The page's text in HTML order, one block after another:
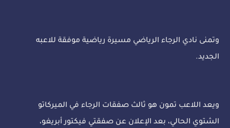
وتمنى نادي الرجاء الرياضي مسيرة رياضية موفقة للاعبه
الجديد.
ويعد اللاعب تمون هو ثالث صفقات الرجاء في الميركاتو
الشتوي الحالي، بعد الإعلان عن صفقتي فيكتور أبريغو،